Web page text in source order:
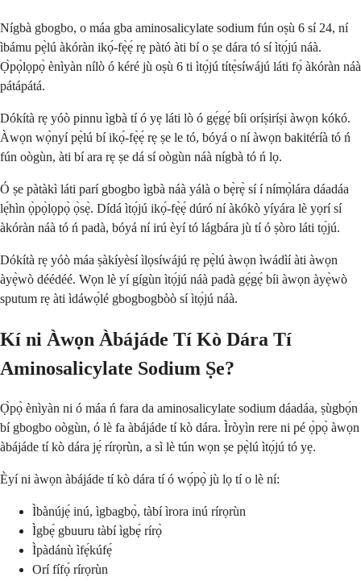
Nígbà gbogbo, o máa gba aminosalicylate sodium fún oṣù 6 sí 24, ní
ìbámu pẹ̀lú àkóràn ikọ́-fẹ̀ẹ́ rẹ pàtó àti bí o ṣe dára tó sí ìtọ́jú náà.
Ọ̀pọ̀lọpọ̀ ènìyàn nílò ó kéré jù oṣù 6 ti ìtọ́jú títẹ̀síwájú láti fọ́ àkóràn náà
pátápátá.
Dókítà rẹ yóò pinnu ìgbà tí ó yẹ láti lò ó gẹ́gẹ́ bíi oríṣiríṣi àwọn kókó.
Àwọn wọ̀nyí pẹ̀lú bí ikọ́-fẹ̀ẹ́ rẹ ṣe le tó, bóyá o ní àwọn bakitéríà tó ń
fún oògùn, àti bí ara rẹ ṣe dá sí oògùn náà nígbà tó ń lọ.
Ó ṣe pàtàkì láti parí gbogbo ìgbà náà yálà o bẹ̀rẹ̀ sí í nímọ̀lára dáadáa
lẹ́hìn ọ̀pọ̀lọpọ̀ ọ̀sẹ̀. Dídá ìtọ́jú ikọ́-fẹ̀ẹ́ dúró ní àkókò yíyára lè yọrí sí
àkóràn náà tó ń padà, bóyá ní irú èyí tó lágbára jù tí ó ṣòro láti tọ́jú.
Dókítà rẹ yóò máa ṣàkíyèsí ìlọsíwájú rẹ pẹ̀lú àwọn ìwádìí àti àwọn
àyẹ̀wò déédéé. Wọn lè yí gígùn ìtọ́jú náà padà gẹ́gẹ́ bíi àwọn àyẹ̀wò
sputum rẹ àti ìdáwọ́lé gbogbogbòò sí ìtọ́jú náà.
Kí ni Àwọn Àbájáde Tí Kò Dára Tí
Aminosalicylate Sodium Ṣe?
Ọ̀pọ̀ ènìyàn ni ó máa ń fara da aminosalicylate sodium dáadáa, ṣùgbọ́n
bí gbogbo oògùn, ó lè fa àbájáde tí kò dára. Ìròyìn rere ni pé ọ̀pọ̀ àwọn
àbájáde tí kò dára jẹ́ rírọrùn, a sì lè tún wọn ṣe pẹ̀lú ìtọ́jú tó yẹ.
Èyí ni àwọn àbájáde tí kò dára tí ó wọ́pọ̀ jù lọ tí o lè ní:
Ìbànújẹ́ inú, ìgbagbọ̀, tàbí ìrora inú rírọrùn
Ìgbẹ́ gbuuru tàbí ìgbẹ́ rírọ̀
Ìpàdánù ìfẹ́kúfẹ́
Orí fífọ́ rírọrùn